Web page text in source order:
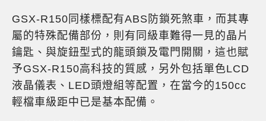
GSX-R150同樣標配有ABS防鎖死煞車，而其專
屬的特殊配備部份，則有同級車難得一見的晶片
鑰匙、與旋鈕型式的龍頭鎖及電門開關，這也賦
予GSX-R150高科技的質感，另外包括單色LCD
液晶儀表、LED頭燈組等配置，在當今的150cc
輕檔車級距中已是基本配備。